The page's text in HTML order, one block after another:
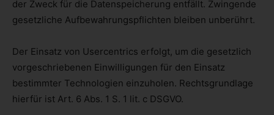
der Zweck für die Datenspeicherung entfällt. Zwingende
gesetzliche Aufbewahrungspflichten bleiben unberührt.
Der Einsatz von Usercentrics erfolgt, um die gesetzlich
vorgeschriebenen Einwilligungen für den Einsatz
bestimmter Technologien einzuholen. Rechtsgrundlage
hierfür ist Art. 6 Abs. 1 S. 1 lit. c DSGVO.